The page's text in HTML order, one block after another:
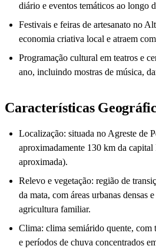
diário e eventos temáticos ao longo
Festivais e feiras de artesanato no
economia criativa local e atraem
Programação cultural em teatros e
ano, incluindo mostras de música,
Características
Localização: situada no Agreste de
aproximadamente 130 km da
aproximada).
Relevo e vegetação: região de
da mata, com áreas urbanas densas
agricultura familiar.
Clima: clima semiárido quente, com
e períodos de chuva concentrados